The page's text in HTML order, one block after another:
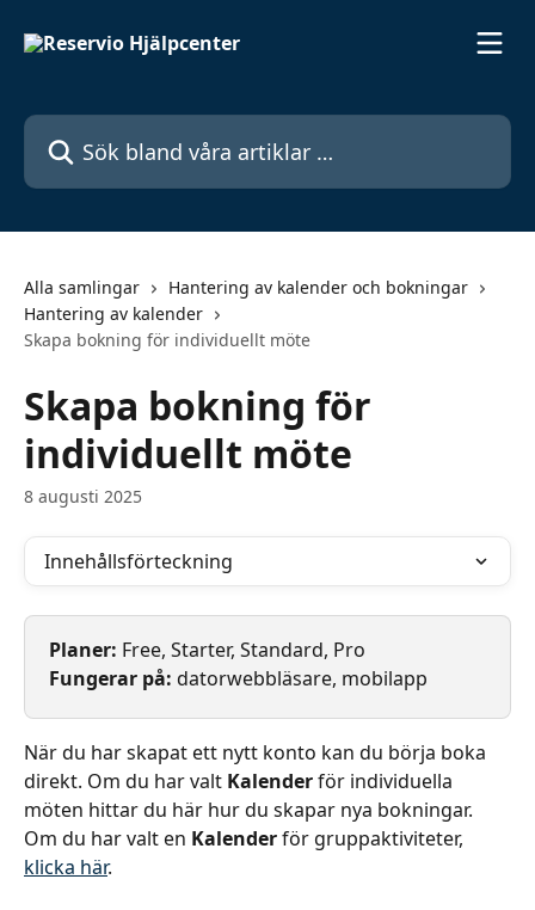
Sök bland våra artiklar …
Alla samlingar
Hantering av kalender och bokningar
Hantering av kalender
Skapa bokning för individuellt möte
Skapa bokning för
individuellt möte
8 augusti 2025
Innehållsförteckning
Planer: Free, Starter, Standard, Pro
Fungerar på: datorwebbläsare, mobilapp
När du har skapat ett nytt konto kan du börja boka
direkt. Om du har valt Kalender för individuella
möten hittar du här hur du skapar nya bokningar.
Om du har valt en Kalender för gruppaktiviteter,
klicka här.